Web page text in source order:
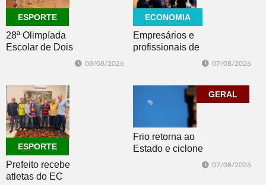
ESPORTE
28ª Olimpíada
Escolar de Dois
08/08/2026
ECONOMIA
Empresários e
profissionais de
07/08/2026
ESPORTE
Prefeito recebe
atletas do EC
GERAL
Frio retorna ao
Estado e ciclone
07/08/2026